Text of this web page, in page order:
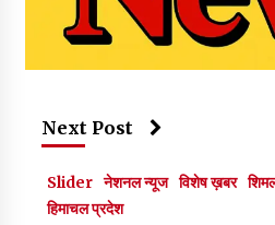
Next Post
Slider नेशनल न्यूज विशेष ख़बर
हिमाचल प्रदेश